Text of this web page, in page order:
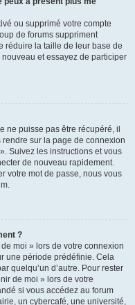
ou supprimé votre compte
de forums suppriment
réduire la taille de leur base de
et essayez de participer
ne puisse pas être récupéré, il
sur la page de connexion
Suivez les instructions et vous
de nouveau rapidement.
votre mot de passe, nous vous
?
moi » lors de votre connexion
une période prédéfinie. Cela
quelqu’un d’autre. Pour rester
de moi » lors de votre
si vous accédez au forum
un cybercafé, une université,